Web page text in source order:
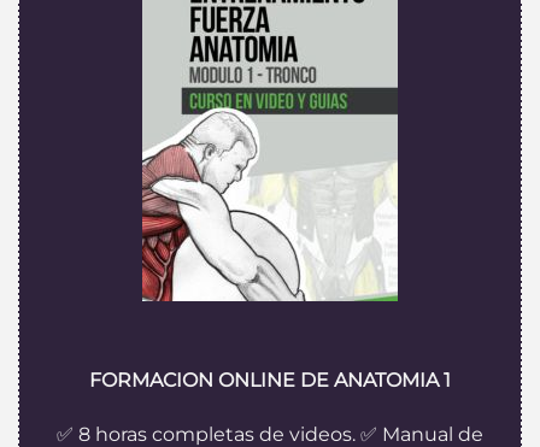
FORMACION ONLINE DE ANATOMIA 1
✅ 8 horas completas de videos. ✅ Manual de